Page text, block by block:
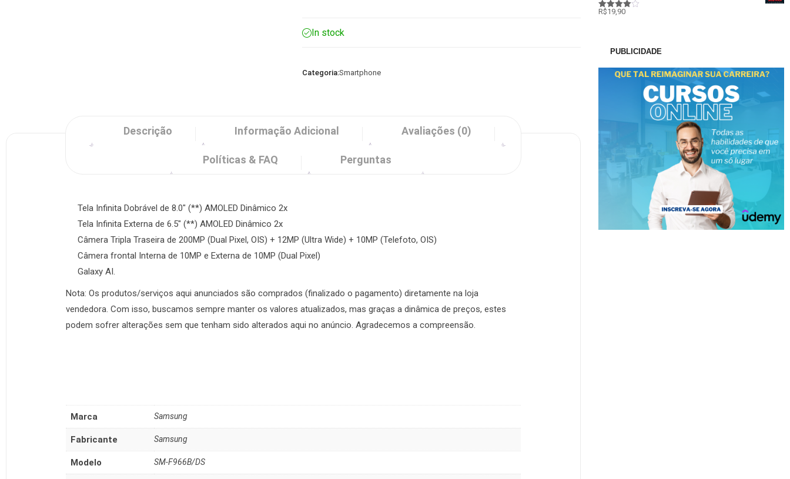
In stock
Categoria:Smartphone
Descrição Informação Adicional Avaliações (0)
Políticas & FAQ Perguntas
Tela Infinita Dobrável de 8.0″ (**) AMOLED Dinâmico 2x
Tela Infinita Externa de 6.5″ (**) AMOLED Dinâmico 2x
Câmera Tripla Traseira de 200MP (Dual Pixel, OIS) + 12MP (Ultra Wide) + 10MP (Telefoto, OIS)
Câmera frontal Interna de 10MP e Externa de 10MP (Dual Pixel)
Galaxy AI.
Nota: Os produtos/serviços aqui anunciados são comprados (finalizado o pagamento) diretamente na loja
vendedora. Com isso, buscamos sempre manter os valores atualizados, mas graças a dinâmica de preços, estes
podem sofrer alterações sem que tenham sido alterados aqui no anúncio. Agradecemos a compreensão.
Marca ‎Samsung
Fabricante ‎Samsung
Modelo ‎SM-F966B/DS
Avaliação
R$19,90
PUBLICIDADE